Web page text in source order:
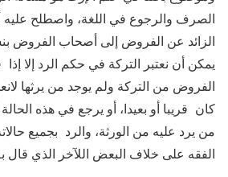
الصرف والرجوع في اللغة، واصطلح
الزائد عن الفروض إلى أصحاب الفروض
يمكن أن نعتبر التركة في حكم الرد إلا
الفروض من التركة ولم يوجد من يرثها
كان قريبا أو بعيدا، أو يرجع في هذه
من يرد عليه من الورثة، والرد بجميع
الفقه على خلاف البعض اللآخر الذي قال